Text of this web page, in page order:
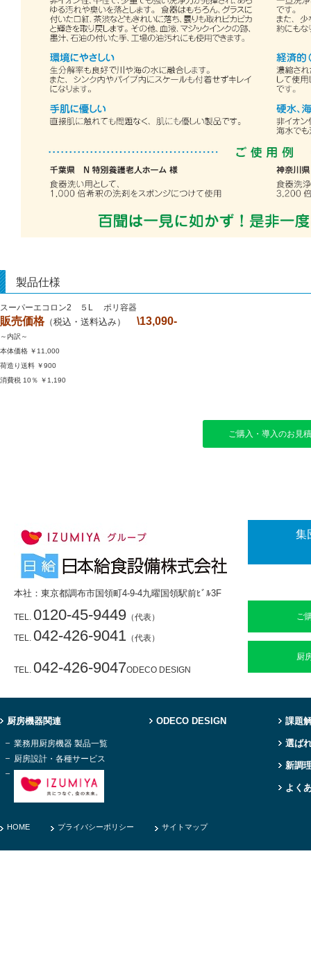
製品仕様
スーパーエコロン2 ５L ポリ容器
販売価格（税込・送料込み） \13,090-
～内訳～
本体価格 ￥11,000
荷造り送料 ￥900
消費税 10％ ￥1,190
ご購入・導入のお見
本社：東京都調布市国領町4-9-4九曜国領駅前ﾋﾞﾙ3F
TEL. 0120-45-9449（代表）
TEL. 042-426-9041（代表）
TEL. 042-426-9047ODECO DESIGN
集
ご
厨
厨房機器関連
業務用厨房機器 製品一覧
厨房設計・各種サービス
ODECO DESIGN 課題
選ば
新調
よく
HOME プライバシーポリシー サイトマップ